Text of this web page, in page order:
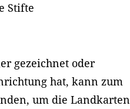
Stifte
gezeichnet oder
hat, kann zum
um die Landkarten